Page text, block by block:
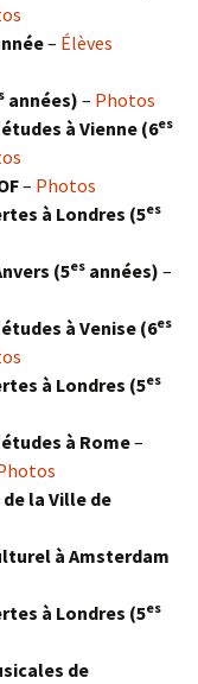
– Élèves
années) – Photos
à Vienne (6es
– Photos
à Londres (5es
(5es années) –
à Venise (6es
à Londres (5es
à Rome–
la Ville de
à Amsterdam
à Londres (5es
de